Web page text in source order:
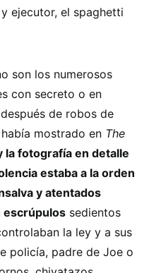
ejecutor, el spaghetti
son los numerosos
con secreto o en
de robos de
mostrado en The
la fotografía en detalle
estaba a la orden
y atentados
escrúpulos sedientos
la ley y a sus
policía, padre de Joe o